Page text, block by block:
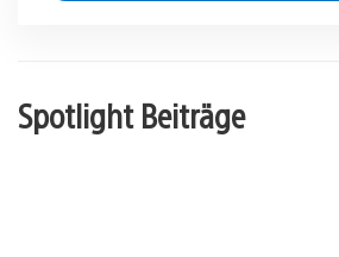
Spotlight Beiträge